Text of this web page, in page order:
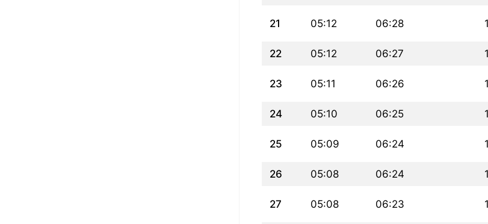
21 05:12 06:28
22 05:12 06:27
23 05:11 06:26
24 05:10 06:25
25 05:09 06:24
26 05:08 06:24
27 05:08 06:23